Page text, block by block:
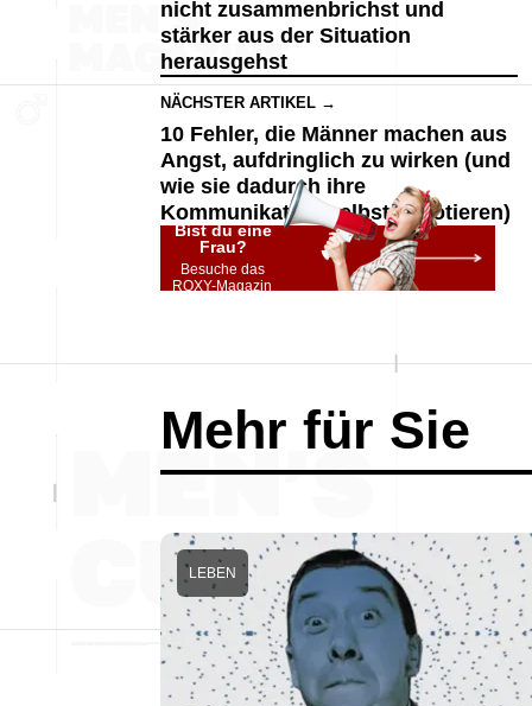
nicht zusammenbrichst und
stärker aus der Situation
herausgehst
NÄCHSTER ARTIKEL →
10 Fehler, die Männer machen aus
Angst, aufdringlich zu wirken (und
wie sie dadurch ihre
Kommunikation selbst sabotieren)
Bist du eine
Frau?
Besuche das
ROXY-Magazin
Mehr für Sie
LEBEN